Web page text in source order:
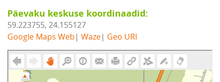
Päevaku keskuse koordinaadid:
59.223755, 24.155127
Google Maps Web | Waze| Geo URI